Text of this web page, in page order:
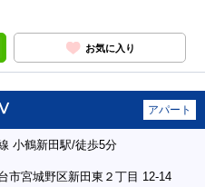
お気に入り
アパート
小鶴新田駅/徒歩5分
市宮城野区新田東２丁目 12-14